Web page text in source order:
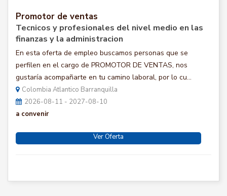
Promotor de ventas
Tecnicos y profesionales del nivel medio en las
finanzas y la administracion
En esta oferta de empleo buscamos personas que se
perfilen en el cargo de PROMOTOR DE VENTAS, nos
gustaría acompañarte en tu camino laboral, por lo cu...
Colombia Atlantico Barranquilla
2026-08-11 - 2027-08-10
a convenir
Ver Oferta